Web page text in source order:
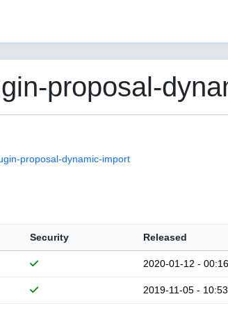
proposal-
proposal-dynamic-import
Security Released
2020-01-12 - 00:16
2019-11-05 - 10:53